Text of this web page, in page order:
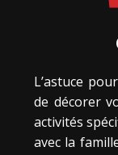
L’astuce
de décorer
activités
avec la